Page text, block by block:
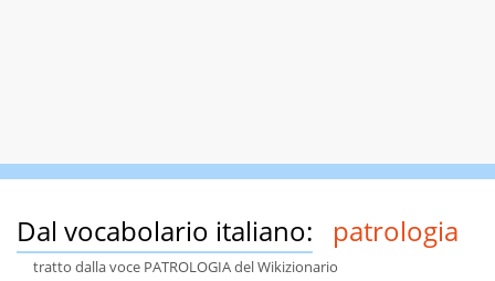
Dal vocabolario italiano: patrologia
tratto dalla voce PATROLOGIA del Wikizionario